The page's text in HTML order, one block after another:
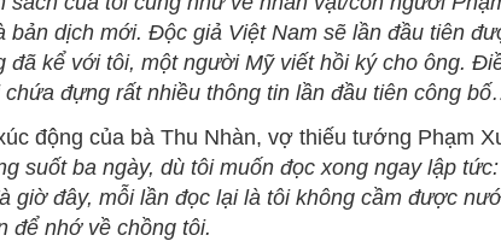
dịch mới. Độc giả Việt Nam sẽ lần đầu tiên
kể với tôi, một người Mỹ viết hồi ký cho ông.
đựng rất nhiều thông tin lần đầu tiên công
động của bà Thu Nhàn, vợ thiếu tướng Phạm
suốt ba ngày, dù tôi muốn đọc xong ngay lập
giờ đây, mỗi lần đọc lại là tôi không cầm được
để nhớ về chồng tôi.